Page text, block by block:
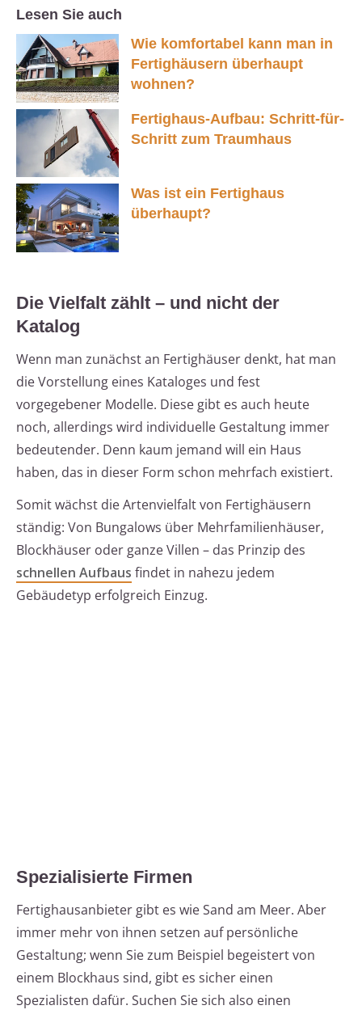
Lesen Sie auch
Wie komfortabel kann man in
Fertighäusern überhaupt
wohnen?
Fertighaus-Aufbau: Schritt-für-
Schritt zum Traumhaus
Was ist ein Fertighaus
überhaupt?
Die Vielfalt zählt – und nicht der
Katalog
Wenn man zunächst an Fertighäuser denkt, hat man
die Vorstellung eines Kataloges und fest
vorgegebener Modelle. Diese gibt es auch heute
noch, allerdings wird individuelle Gestaltung immer
bedeutender. Denn kaum jemand will ein Haus
haben, das in dieser Form schon mehrfach existiert.
Somit wächst die Artenvielfalt von Fertighäusern
ständig: Von Bungalows über Mehrfamilienhäuser,
Blockhäuser oder ganze Villen – das Prinzip des
schnellen Aufbaus findet in nahezu jedem
Gebäudetyp erfolgreich Einzug.
Spezialisierte Firmen
Fertighausanbieter gibt es wie Sand am Meer. Aber
immer mehr von ihnen setzen auf persönliche
Gestaltung; wenn Sie zum Beispiel begeistert von
einem Blockhaus sind, gibt es sicher einen
Spezialisten dafür. Suchen Sie sich also einen